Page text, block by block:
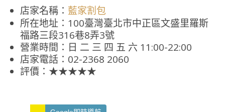
店家名稱： 藍家割包
所在地址：100臺灣臺北市中正區文盛里羅斯
福路三段316巷8弄3號
營業時間：日 二 三 四 五 六 11:00-22:00
店家電話：02-2368 2060
評價：★★★★★